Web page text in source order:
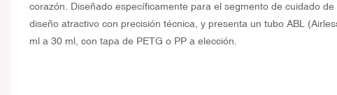
corazón. Diseñado específicamente para el segmento de cuidado
diseño atractivo con precisión técnica, y presenta un tubo ABL
ml a 30 ml, con tapa de PETG o PP a elección.